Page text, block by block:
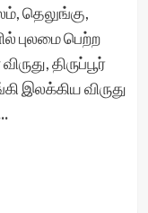
தெலுங்கு,
புலமை பெற்ற
திருப்பூர்
இலக்கிய விருது